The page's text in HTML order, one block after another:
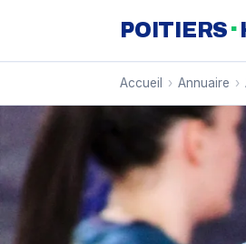
POITIERS ·
Accueil › Annuaire ›